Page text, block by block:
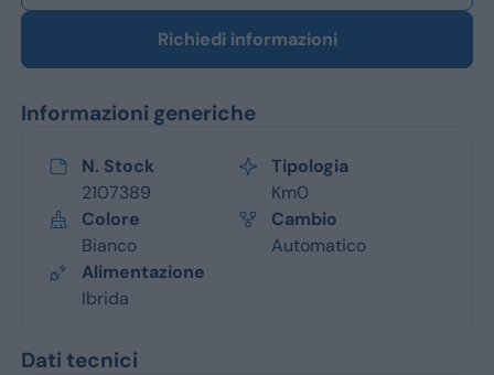
Ford
Richiedi informazioni
Informazioni generiche
N. Stock
2107389
Tipologia
Km0
Colore
Bianco
Cambio
Automatico
Alimentazione
Ibrida
Dati tecnici